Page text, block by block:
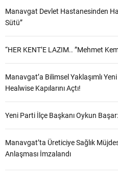
Manavgat Devlet Hastanesinden
Sütü”
“HER KENT’E LAZIM.. ”Mehmet
Manavgat’a Bilimsel Yaklaşımlı
Healwise Kapılarını Açtı!
Yeni Parti İlçe Başkanı Oykun
Manavgat’ta Üreticiye Sağlık
Anlaşması İmzalandı